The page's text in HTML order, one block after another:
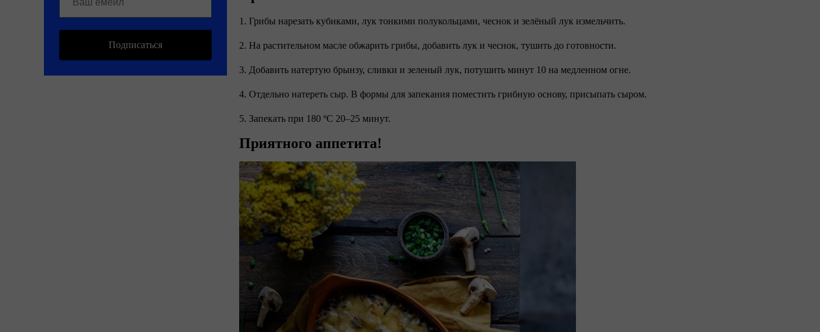
Подписаться
1. Грибы нарезать кубиками, лук тонкими полукольцами, чеснок и зелёный лук измельчить.
2. На растительном масле обжарить грибы, добавить лук и чеснок, тушить до готовности.
3. Добавить натертую брынзу, сливки и зеленый лук, потушить минут 10 на медленном огне.
4. Отдельно натереть сыр. В формы для запекания поместить грибную основу, присыпать сыром.
5. Запекать при 180 ºC 20–25 минут.
Приятного аппетита!